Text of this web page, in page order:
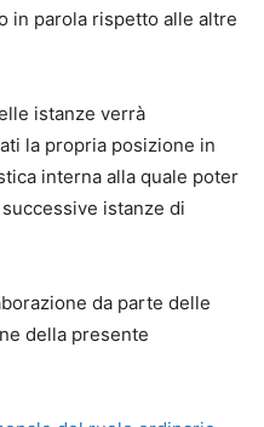
in parola rispetto alle altre
istanze verrà
la propria posizione in
interna alla quale poter
istanze di
da parte delle
della presente